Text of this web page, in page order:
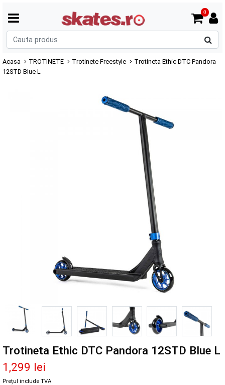
0
Acasa TROTINETE Trotinete Freestyle
Trotineta Ethic DTC Pandora
12STD Blue L
Trotineta Ethic DTC Pandora 12STD Blue L
1,299 lei
Prețul include TVA